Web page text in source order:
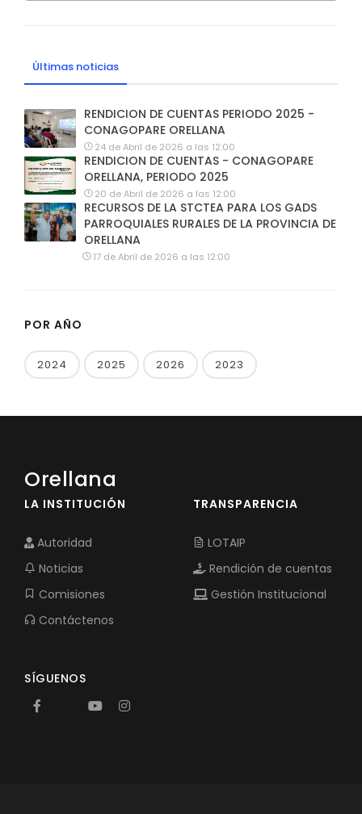
Últimas noticias
RENDICION DE CUENTAS PERIODO 2025 -
CONAGOPARE ORELLANA
24 de Abril de 2026 a las 12:00
RENDICION DE CUENTAS - CONAGOPARE
ORELLANA, PERIODO 2025
20 de Abril de 2026 a las 12:00
RECURSOS DE LA STCTEA PARA LOS GADS
PARROQUIALES RURALES DE LA PROVINCIA DE
ORELLANA
17 de Abril de 2026 a las 12:00
POR AÑO
2024 2025 2026 2023
Orellana
LA INSTITUCIÓN
Autoridad
Noticias
Comisiones
Contáctenos
TRANSPARENCIA
LOTAIP
Rendición de cuentas
Gestión Institucional
SÍGUENOS